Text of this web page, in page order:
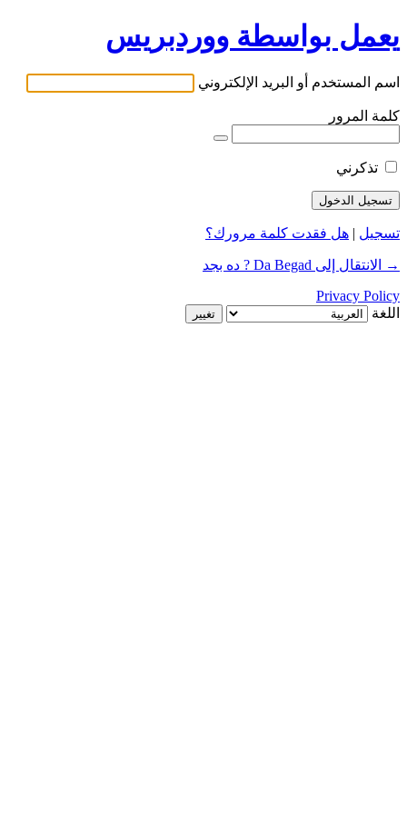
يعمل بواسطة ووردبريس
اسم المستخدم أو البريد الإلكتروني
كلمة المرور
تذكرني
تسجيل | هل فقدت كلمة مرورك؟
→ الانتقال إلى Da Begad ? ده بجد
Privacy Policy
اللغة